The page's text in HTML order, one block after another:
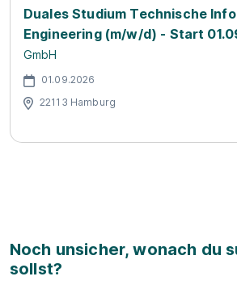
Duales Studium Technische
Engineering (m/w/d) - Start
GmbH
01.09.2026
22113 Hamburg
Noch unsicher, wonach du
sollst?